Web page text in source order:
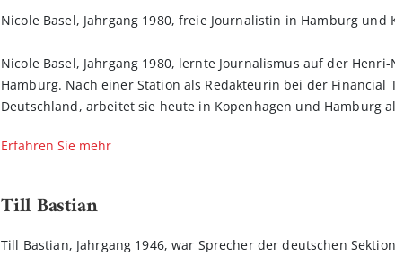
Nicole Basel, Jahrgang 1980, freie Journalistin in Hamburg und
Nicole Basel, Jahrgang 1980, lernte Journalismus auf der
Hamburg. Nach einer Station als Redakteurin bei der Financial
Deutschland, arbeitet sie heute in Kopenhagen und Hamburg
Erfahren Sie mehr
Till Bastian
Till Bastian, Jahrgang 1946, war Sprecher der deutschen